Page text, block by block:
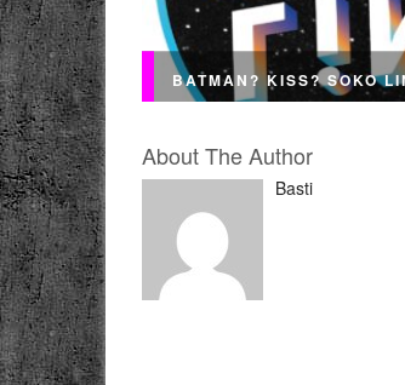
BATMAN? KISS? SOKO
Karsten Kriesel interviewt
ganz Deutschland Punks
weglächelt, zeigt ein Trio
provokant geht....
About The Author
Basti